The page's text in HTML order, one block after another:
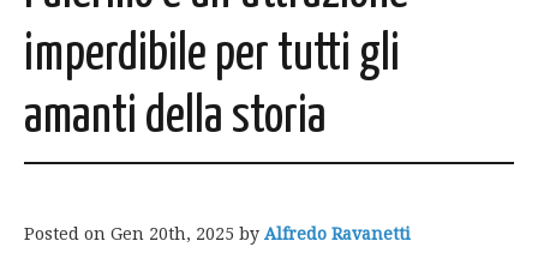
imperdibile per tutti gli
amanti della storia
Posted on Gen 20th, 2025 by Alfredo Ravanetti